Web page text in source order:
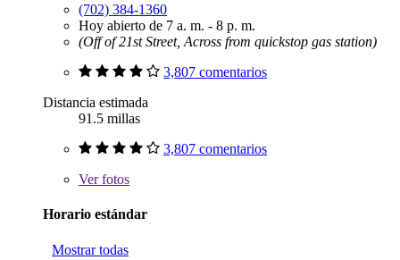
(702) 384-1360
Hoy abierto de 7 a. m. - 8 p. m.
(Off of 21st Street, Across from quickstop gas station)
3,807 comentarios
Distancia estimada
91.5 millas
3,807 comentarios
Verfotos
Horario estándar
Mostrar todas